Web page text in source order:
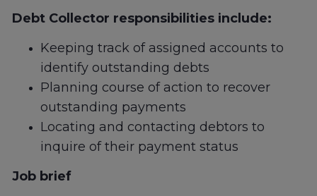
Debt Collector responsibilities include:
Keeping track of assigned accounts to
identify outstanding debts
Planning course of action to recover
outstanding payments
Locating and contacting debtors to
inquire of their payment status
Job brief